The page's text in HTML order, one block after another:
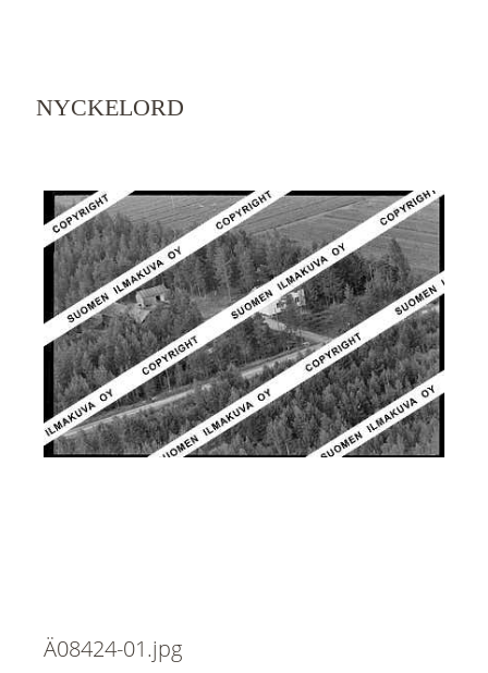
NYCKELORD
Ä08424-01.jpg